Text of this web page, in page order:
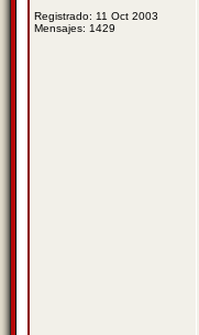
Registrado: 11 Oct 2003
Mensajes: 1429